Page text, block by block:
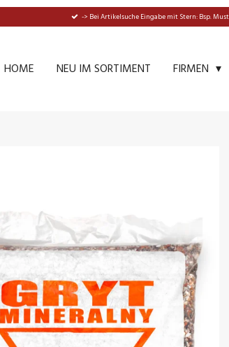
-> Bei Artikelsuche Eingabe mit Stern: Bsp.
HOME NEU IM SORTIMENT FIRMEN